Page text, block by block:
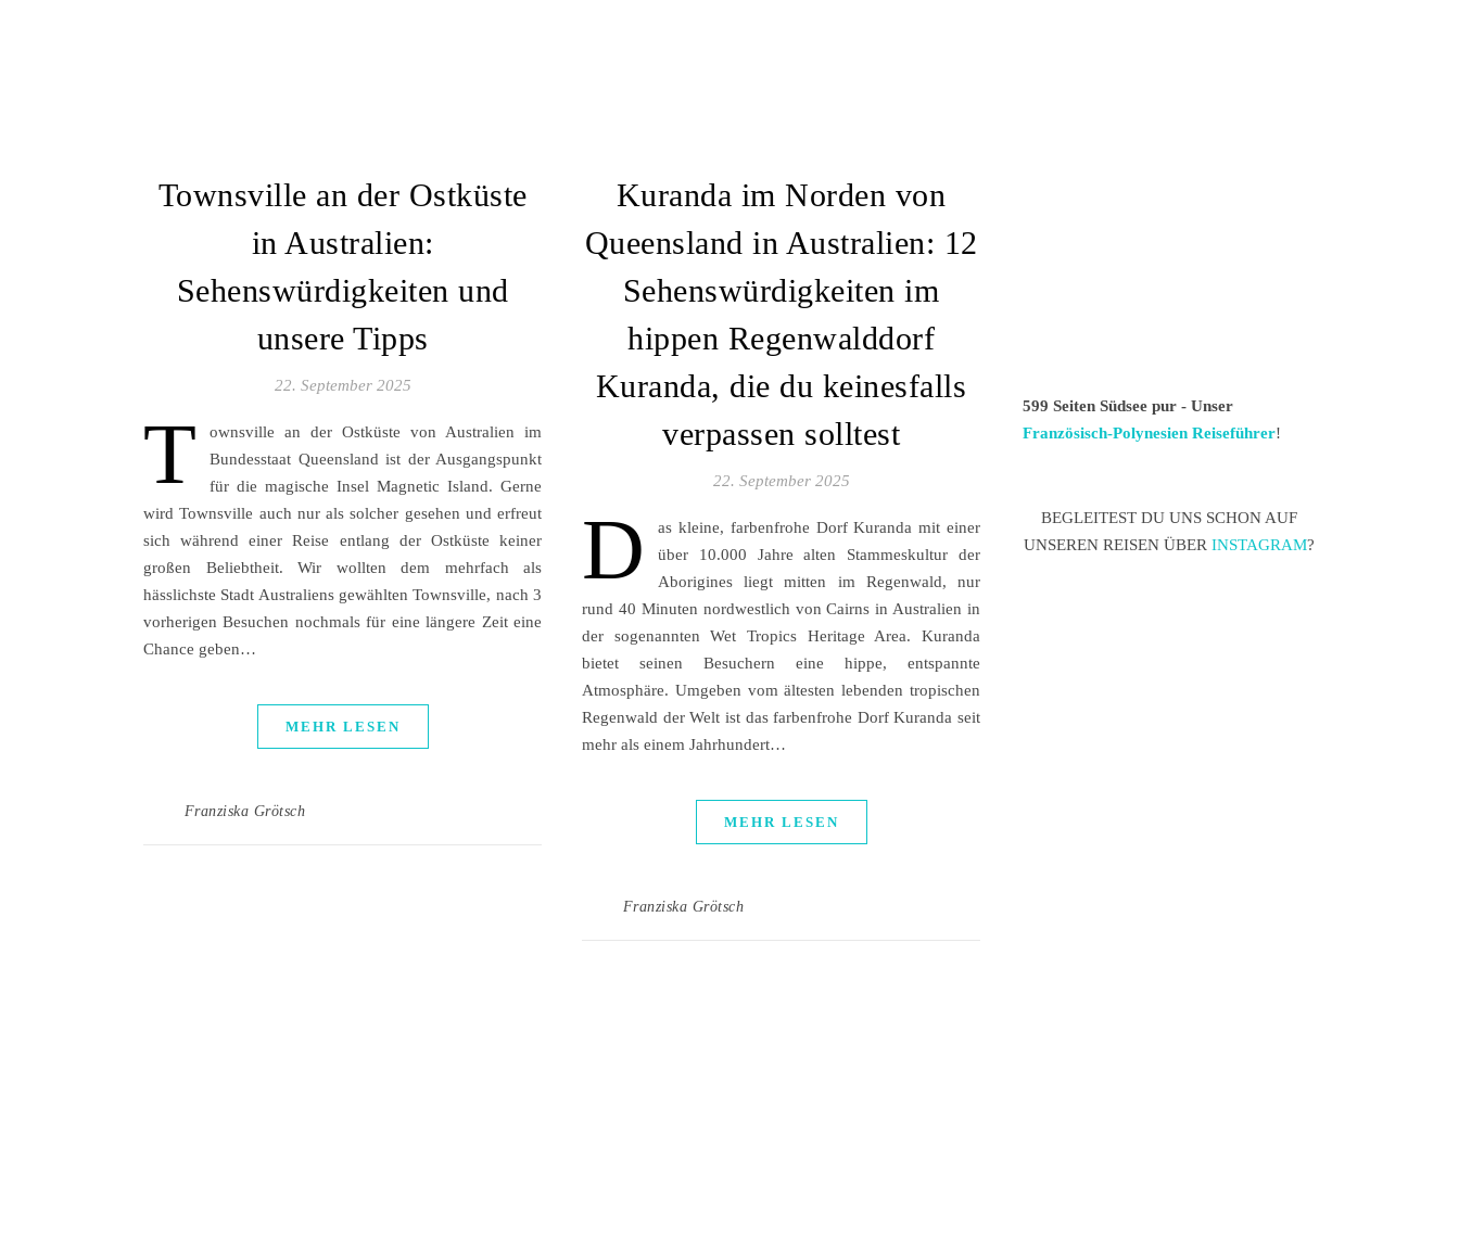
Townsville an der Ostküste
in Australien:
Sehenswürdigkeiten und
unsere Tipps
22. September 2025
T
ownsville an der Ostküste von Australien im
Bundesstaat Queensland ist der Ausgangspunkt
für die magische Insel Magnetic Island. Gerne
wird Townsville auch nur als solcher gesehen und erfreut
sich während einer Reise entlang der Ostküste keiner
großen Beliebtheit. Wir wollten dem mehrfach als
hässlichste Stadt Australiens gewählten Townsville, nach 3
vorherigen Besuchen nochmals für eine längere Zeit eine
Chance geben…
MEHR LESEN
Franziska Grötsch
Kuranda im Norden von
Queensland in Australien: 12
Sehenswürdigkeiten im
hippen Regenwalddorf
Kuranda, die du keinesfalls
verpassen solltest
22. September 2025
D
as kleine, farbenfrohe Dorf Kuranda mit einer
über 10.000 Jahre alten Stammeskultur der
Aborigines liegt mitten im Regenwald, nur
rund 40 Minuten nordwestlich von Cairns in Australien in
der sogenannten Wet Tropics Heritage Area. Kuranda
bietet seinen Besuchern eine hippe, entspannte
Atmosphäre. Umgeben vom ältesten lebenden tropischen
Regenwald der Welt ist das farbenfrohe Dorf Kuranda seit
mehr als einem Jahrhundert…
MEHR LESEN
Franziska Grötsch
599 Seiten Südsee pur - Unser
Französisch-Polynesien Reiseführer!
BEGLEITEST DU UNS SCHON AUF
UNSEREN REISEN ÜBER INSTAGRAM?